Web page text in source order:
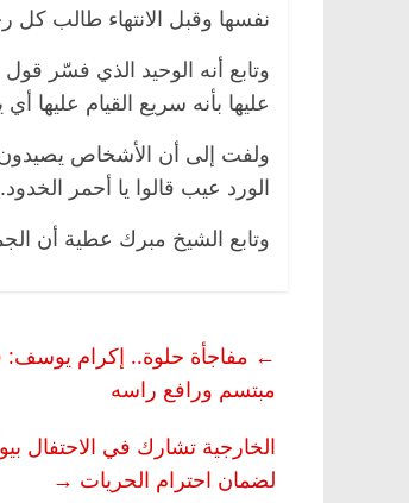
نفسها وقبل الانتهاء طالب
وتابع أنه الوحيد الذي فسّر
عليها بأنه سريع القيام عليها
ولفت إلى أن الأشخاص يصيدون
الورد عيب قالوا يا أحمر الخدود.
وتابع الشيخ مبرك عطية أن
← مفاجأة حلوة.. إكرام
مبتسم ورافع راسه
الخارجية تشارك في الاحتفال
لضمان احترام الحريات →